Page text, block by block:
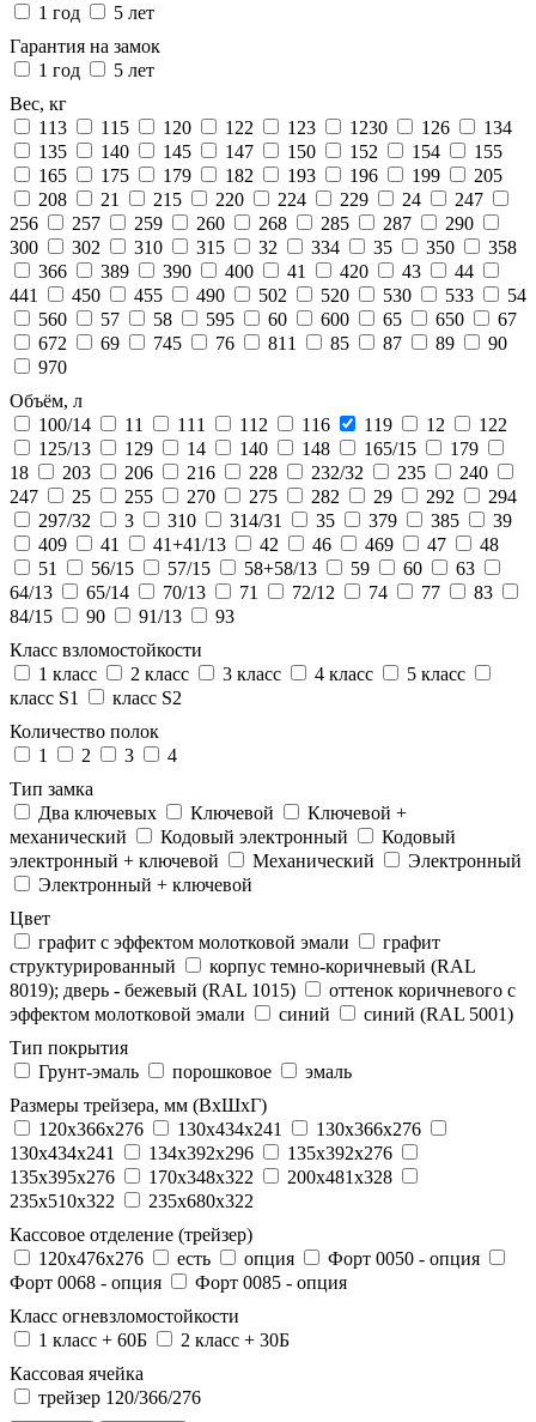
1 год
5 лет
Гарантия на замок
1 год
5 лет
Вес, кг
113
115 120 122 123 1230 126
134
135
140 145 147 150 152 154
155
165
175 179 182 193 196 199
205
208
21 215 220 224 229 24
247
256
257 259 260 268 285 287
290
300
302 310 315 32 334 35 350
358
366
389 390 400 41 420 43
44
441
450 455 490 502 520 530 533
54
560
57 58 595 60 600 65 650
67
672
69 745 76 811 85 87 89
90
970
Объём, л
100/14
11 111 112 116 119 12
122
125/13
129 14 140 148 165/15
179
18
203 206 216 228 232/32 235
240
247
25 255 270 275 282 29 292
294
297/32
3 310 314/31 35 379 385
39
409
41 41+41/13 42 46 469 47
48
51
56/15 57/15 58+58/13 59 60
63
64/13
65/14 70/13 71 72/12 74 77
83
84/15
90 91/13
93
Класс взломостойкости
1 класс
2 класс 3 класс 4 класс
5 класс
класс S1
класс S2
Количество полок
1
2 3
4
Тип замка
Два ключевых
Ключевой
Ключевой +
механический
Кодовый электронный
Кодовый
электронный + ключевой
Механический
Электронный
Электронный + ключевой
Цвет
графит с эффектом молотковой эмали
графит
структурированный
корпус темно-коричневый (RAL
8019); дверь - бежевый (RAL 1015)
оттенок коричневого с
эффектом молотковой эмали
синий
синий (RAL 5001)
Тип покрытия
Грунт-эмаль
порошковое
эмаль
Размеры трейзера, мм (ВхШхГ)
120x366x276
130x434x241
130х366х276
130х434х241
134x392x296
135x392x276
135x395x276
170x348x322
200x481x328
235x510x322
235x680x322
Кассовое отделение (трейзер)
120х476х276
есть опция
Форт 0050 - опция
Форт 0068 - опция
Форт 0085 - опция
Класс огневзломостойкости
1 класс + 60Б
2 класс + 30Б
Кассовая ячейка
трейзер 120/366/276